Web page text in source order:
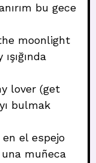
bu gece
moonlight
lover (get
bulmak
el espejo
muñeca